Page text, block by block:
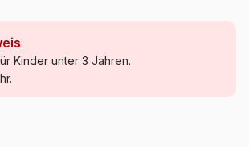
Puzzle - Hunde
Kinder unter 3 Jahren.